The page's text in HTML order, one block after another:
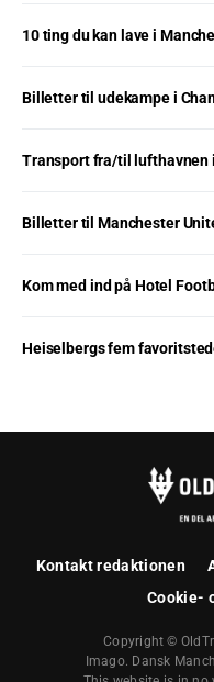
10 ting du kan lave i
Billetter til udekampe i
Transport fra/til lufthavnen
Billetter til Manchester
Kom med ind på Hotel
Heiselbergs fem
Kontakt redaktionen
Cookie-
Copyright ©
Imago. Dansk